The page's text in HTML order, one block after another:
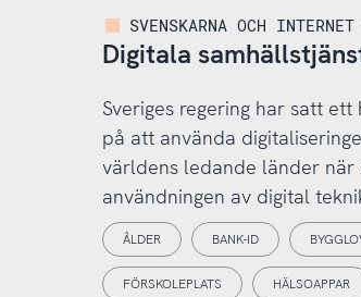
SVENSKARNA OCH
Digitala
Sveriges regering har satt
på att använda
världens ledande länder när
användningen av digital
ÅLDER BANK-ID
FÖRSKOLEPLATS HÄLSOAPPAR